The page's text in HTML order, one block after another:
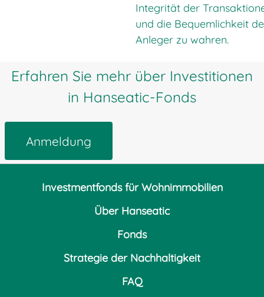
Integrität der
und die Bequemlichkeit
Anleger zu wahren.
Erfahren Sie mehr über Investitionen
in Hanseatic-Fonds
Anmeldung
Investmentfonds für Wohnimmobilien
Über Hanseatic
Fonds
Strategie der Nachhaltigkeit
FAQ